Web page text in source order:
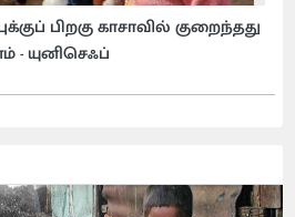
பிறகு காசாவில் குறைந்தது
- யுனிசெஃப்